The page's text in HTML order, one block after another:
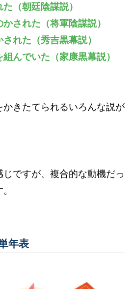
（朝廷陰謀説）
された（将軍陰謀説）
れた（秀吉黒幕説）
んでいた（家康黒幕説）
かきたてられるいろんな説が
じですが、複合的な動機だっ
年表